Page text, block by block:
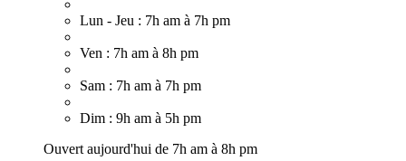
Lun - Jeu : 7h am à 7h pm
Ven : 7h am à 8h pm
Sam : 7h am à 7h pm
Dim : 9h am à 5h pm
Ouvert aujourd'hui de 7h am à 8h pm